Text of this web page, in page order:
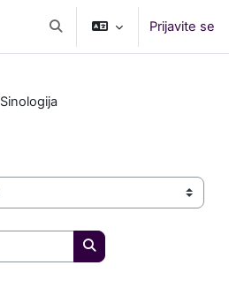
Toggle search inputPrijavite se
Sinologija
Pretraži kurseve